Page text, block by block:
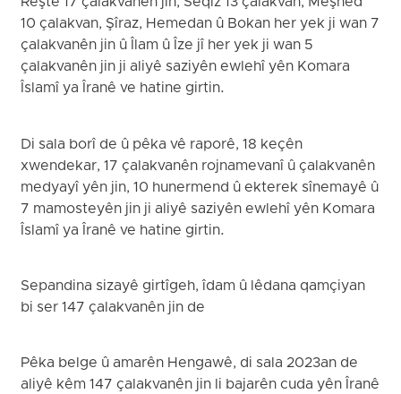
10 çalakvan, Şîraz, Hemedan û Bokan her yek ji wan 7
çalakvanên jin û Îlam û Îze jî her yek ji wan 5
çalakvanên jin ji aliyê saziyên ewlehî yên Komara
Îslamî ya Îranê ve hatine girtin.
Di sala borî de û pêka vê raporê, 18 keçên
xwendekar, 17 çalakvanên rojnamevanî û çalakvanên
medyayî yên jin, 10 hunermend û ekterek sînemayê û
7 mamosteyên jin ji aliyê saziyên ewlehî yên Komara
Îslamî ya Îranê ve hatine girtin.
Sepandina sizayê girtîgeh, îdam û lêdana qamçiyan
bi ser 147 çalakvanên jin de
Pêka belge û amarên Hengawê, di sala 2023an de
aliyê kêm 147 çalakvanên jin li bajarên cuda yên Îranê